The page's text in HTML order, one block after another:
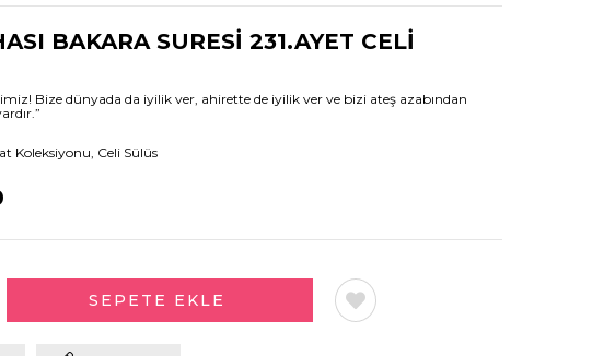
BAKARA SURESİ 231.AYET CELİ
Bize dünyada da iyilik ver, ahirette de iyilik ver ve bizi ateş azabından
Koleksiyonu, Celi Sülüs